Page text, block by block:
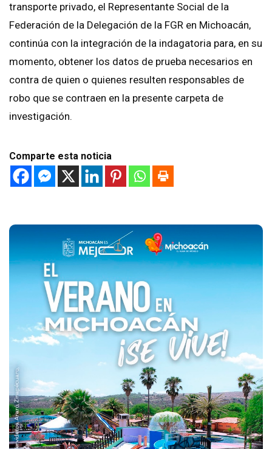
transporte privado, el Representante Social de la
Federación de la Delegación de la FGR en Michoacán,
continúa con la integración de la indagatoria para, en su
momento, obtener los datos de prueba necesarios en
contra de quien o quienes resulten responsables de
robo que se contraen en la presente carpeta de
investigación.
Comparte esta noticia